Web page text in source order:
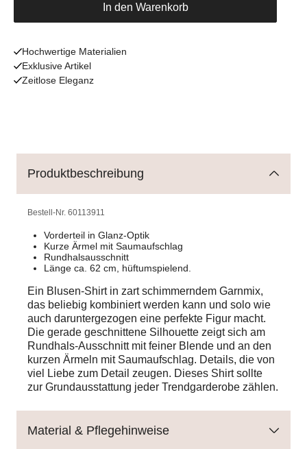
In den Warenkorb
Hochwertige Materialien
Exklusive Artikel
Zeitlose Eleganz
Produktbeschreibung
Bestell-Nr. 60113911
Vorderteil in Glanz-Optik
Kurze Ärmel mit Saumaufschlag
Rundhalsausschnitt
Länge ca. 62 cm, hüftumspielend.
Ein Blusen-Shirt in zart schimmerndem Garnmix,
das beliebig kombiniert werden kann und solo wie
auch daruntergezogen eine perfekte Figur macht.
Die gerade geschnittene Silhouette zeigt sich am
Rundhals-Ausschnitt mit feiner Blende und an den
kurzen Ärmeln mit Saumaufschlag. Details, die von
viel Liebe zum Detail zeugen. Dieses Shirt sollte
zur Grundausstattung jeder Trendgarderobe zählen.
Material & Pflegehinweise